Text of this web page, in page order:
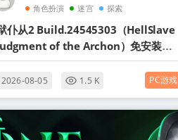
角色扮演 迷宫 探索
仆从2 Build.24545303（HellSlave
of the Archon）免安装中
2026-08-05 1.5 K PC游戏